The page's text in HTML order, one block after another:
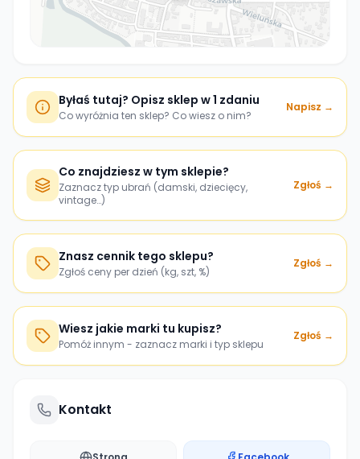
Byłaś tutaj? Opisz sklep w 1 zdaniu
Co wyróżnia ten sklep? Co wiesz o nim?
Napisz →
Co znajdziesz w tym sklepie?
Zaznacz typ ubrań (damski, dziecięcy,
vintage…)
Zgłoś →
Znasz cennik tego sklepu?
Zgłoś ceny per dzień (kg, szt, %)
Zgłoś →
Wiesz jakie marki tu kupisz?
Pomóż innym - zaznacz marki i typ sklepu
Zgłoś →
Kontakt